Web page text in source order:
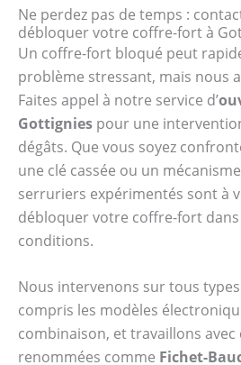
Ne perdez pas de temps :
débloquer votre coffre-fort à
Un coffre-fort bloqué peut
problème stressant, mais nous
Faites appel à notre service d’
Gottignies pour une
dégâts. Que vous soyez
une clé cassée ou un
serruriers expérimentés sont à
débloquer votre coffre-fort
conditions.
Nous intervenons sur tous
compris les modèles
combinaison, et travaillons avec
renommées comme Fichet-